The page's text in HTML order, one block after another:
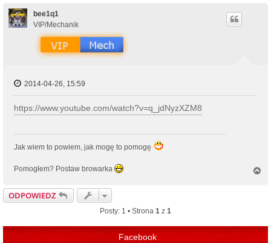
bee1q1
VIP/Mechanik
2014-04-26, 15:59
https://www.youtube.com/watch?v=q_jdNyzXZM8
Jak wiem to powiem, jak mogę to pomogę
Pomogłem? Postaw browarka
ODPOWIEDZ
Posty: 1 • Strona 1 z 1
Facebook